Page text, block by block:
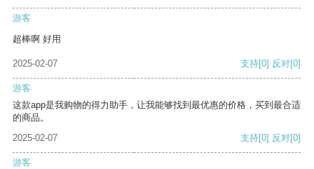
游客
超棒啊 好用
2025-02-07 支持[0] 反对[0]
游客
这款app是我购物的得力助手，让我能够找到最优惠的价格，买到最合适
的商品。
2025-02-07
支持[0] 反对[0]
游客